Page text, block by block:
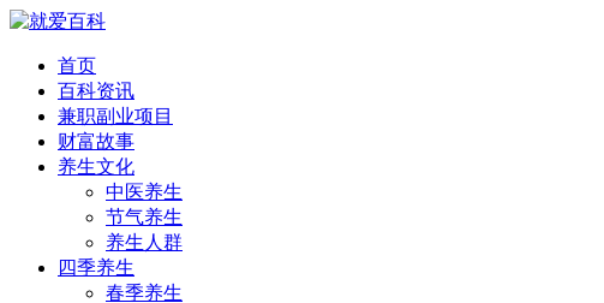
首页
百科资讯
兼职副业项目
财富故事
养生文化
中医养生
节气养生
养生人群
四季养生
春季养生